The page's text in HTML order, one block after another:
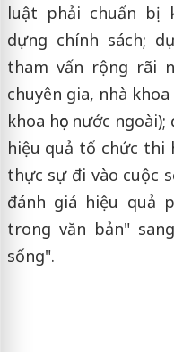
luật phải chuẩn bị
dựng chính sách;
tham vấn rộng rãi
chuyên gia, nhà khoa
khoa học nước
hiệu quả tổ chức thi
thực sự đi vào cuộc
đánh giá hiệu quả
trong văn bản"
sống".